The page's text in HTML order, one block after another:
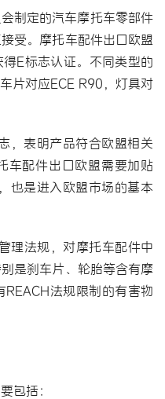
制定的汽车摩托车零部件
受。摩托车配件出口欧盟
E标志认证。不同类型的
片对应ECE R90，灯具对
，表明产品符合欧盟相关
车配件出口欧盟需要加贴
也是进入欧盟市场的基本
理法规，对摩托车配件中
是刹车片、轮胎等含有摩
法规限制的有害物
包括：